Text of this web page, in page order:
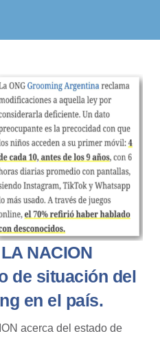
NACION
de situación del
en el país.
acerca del estado de